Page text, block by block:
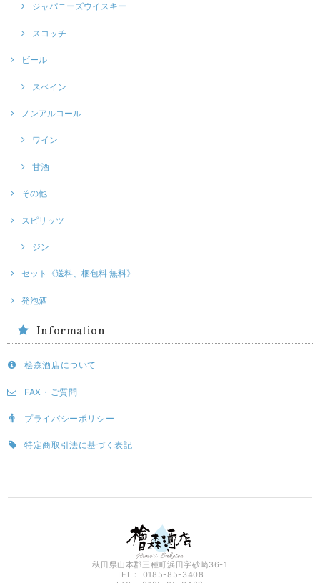
ジャパニーズウイスキー
スコッチ
ビール
スペイン
ノンアルコール
ワイン
甘酒
その他
スピリッツ
ジン
セット《送料、梱包料 無料》
発泡酒
Information
桧森酒店について
FAX・ご質問
プライバシーポリシー
特定商取引法に基づく表記
秋田県山本郡三種町浜田字砂崎36-1
TEL： 0185-85-3408